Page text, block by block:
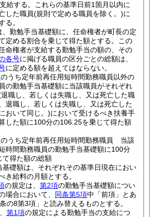
給する。
これらの基準日前1箇月以内に
した職員(規則で定める職員を除く。)に
る。
、勤勉手当基礎額に、任命権者が町長の定
定める割合を乗じて得た額とする。
この
命権者が支給する勤勉手当の額の、その
各号に掲げる職員の区分ごとの総額は、
に定める額を超えてはならない。
うち定年前再任用短時間勤務職員以外の
勤勉手当基礎額に当該職員がそれぞれ
職し、若しくは失職し、又は死亡した職
退職し、若しくは失職し、又は死亡した
おいて同じ。)において受けるべき扶養手
した額に100分の106.25を乗じて得た額
うち定年前再任用短時間勤務職員 当該
時間勤務職員の勤勉手当基礎額に100分
て得た額の総額
基礎額は、それぞれその基準日現在におい
き給料の月額とする。
の規定は、 第2項の勤勉手当基礎額につい
場合において、 同条第5項中「前項」とあ
の8第3項」と読み替えるものとする。
第1項の規定による勤勉手当の支給につ